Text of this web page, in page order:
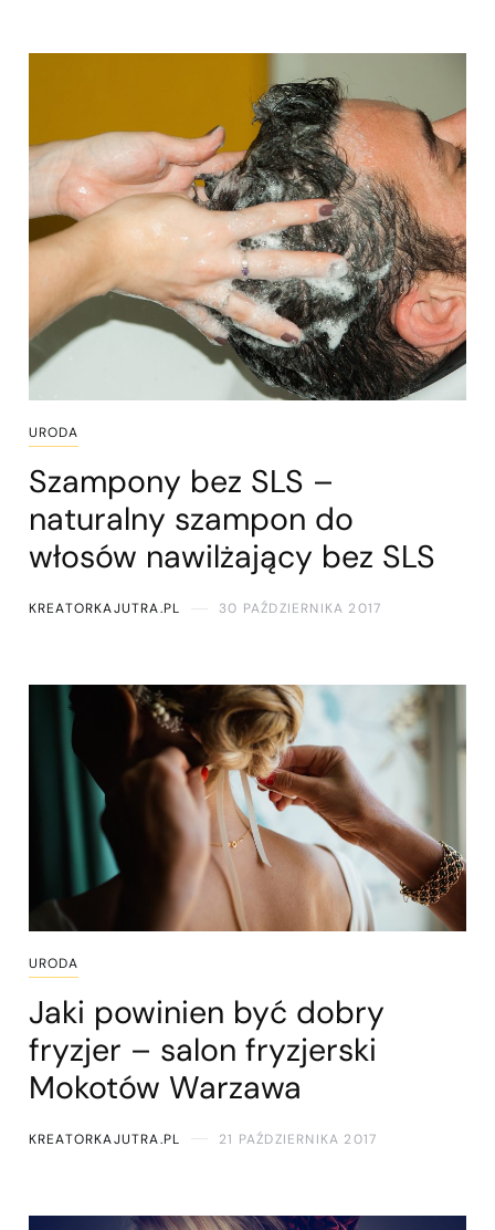
URODA
Szampony bez SLS –
naturalny szampon do
włosów nawilżający bez SLS
KREATORKAJUTRA.PL 30 PAŹDZIERNIKA 2017
URODA
Jaki powinien być dobry
fryzjer – salon fryzjerski
Mokotów Warzawa
KREATORKAJUTRA.PL 21 PAŹDZIERNIKA 2017